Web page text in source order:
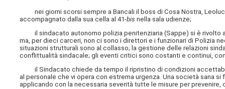
nei giorni scorsi sempre a Bancali il boss di Cosa Nostra,
accompagnato dalla sua cella al 41-bis nella sala udienze;
il sindacato autonomo polizia penitenziaria (Sappe) si è rivolto
ma, per dieci carceri, non ci sono i direttori e i funzionari di Polizia
situazioni strutturali sono al collasso; la gestione delle relazioni
conflittualità sindacale; gli eventi critici sono costanti e continui,
il Sindacato chiede da tempo il ripristino di condizioni
al personale che vi opera con estrema urgenza. Una società sana
applicando con la necessaria severità tutte le misure per